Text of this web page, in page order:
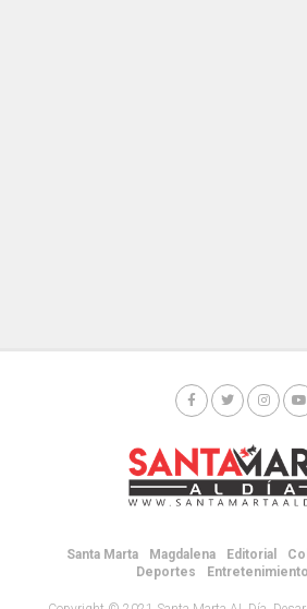
Santa Marta Magdalena Editorial
Deportes
Entretenimiento